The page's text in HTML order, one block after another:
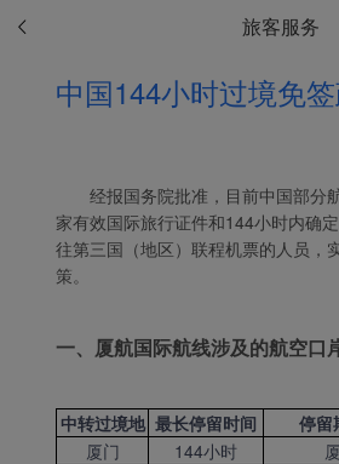
旅客服务
中国144小时过境免
经报国务院批准，目前中国部分
家有效国际旅行证件和144小时内确
往第三国（地区）联程机票的人员，
策。
一、厦航国际航线涉及的航空口
中转过境地 最长停留时间
停留
厦门
144小时